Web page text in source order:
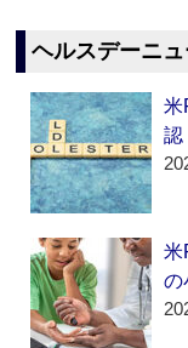
ヘルスデーニュ
米
認
米
の